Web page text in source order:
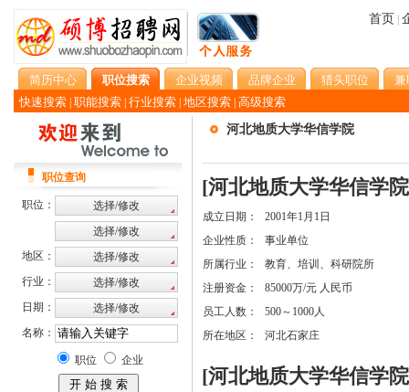
首页
简历中心 职位搜索 企业视频 品牌企业 猎头职位
兼
快速搜索 职能搜索 行业搜索 地区搜索 高级搜索
职位查询
职位：
地区：
行业：
日期：
名称：
职位 企业
河北地质大学华信学院
[河北地质大学华信学
成立日期：
2001年1月1日
企业性质：
事业单位
所属行业：
教育、培训、科研院所
注册资金：
85000万/元 人民币
员工人数：
500～1000人
所在地区：
河北石家庄
[河北地质大学华信学